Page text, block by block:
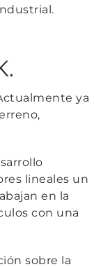
ya
lineales un
en la
con una
sobre la